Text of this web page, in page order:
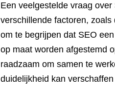
Een veelgestelde vraag
verschillende factoren,
om te begrijpen dat SEO
op maat worden afgestemd
raadzaam om samen te
duidelijkheid kan